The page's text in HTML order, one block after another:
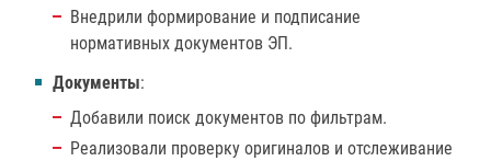
Внедрили формирование и подписание
нормативных документов ЭП.
Документы:
Добавили поиск документов по фильтрам.
Реализовали проверку оригиналов и отслеживание